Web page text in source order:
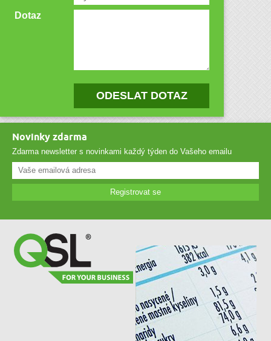
Dotaz
ODESLAT DOTAZ
Novinky zdarma
Zdarma newsletter s novinkami každý týden do Vašeho emailu
Registrovat se